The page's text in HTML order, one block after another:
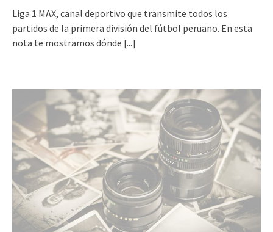
Liga 1 MAX, canal deportivo que transmite todos los
partidos de la primera división del fútbol peruano. En esta
nota te mostramos dónde [...]